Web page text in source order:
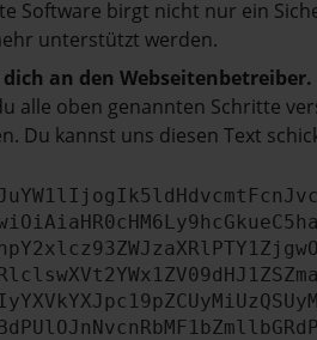
Software birgt nicht nur ein
unterstützt werden.
dich an den Webseitenbetreiber.
alle oben genannten Schritte
Du kannst uns diesen Text